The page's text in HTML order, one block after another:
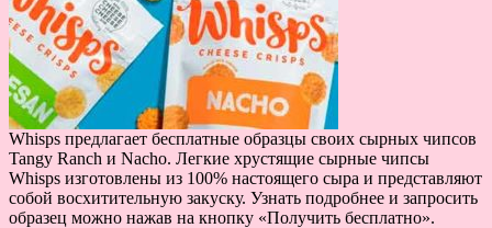
Whisps предлагает бесплатные образцы своих сырных чипсов
Tangy Ranch и Nacho. Легкие хрустящие сырные чипсы
Whisps изготовлены из 100% настоящего сыра и представляют
собой восхитительную закуску. Узнать подробнее и запросить
образец можно нажав на кнопку «Получить бесплатно».